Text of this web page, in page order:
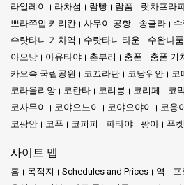
라일레이
라차섬 람빵 람품 랏차프라
쁘라쭈압 키리칸
사무이 공항 송클라
수랏타니 기차역
수랏타니 타운 수완나
아오낭
아유타야 촌부리 춤폰 춤폰 기
카오속 국립공원
코끄라단 코낭위안 코
코라올리앙
코란타 코리봉 코리페 코
코사무이
코야오노이 코야오야이 코응
코팡안
코푸 코피피 파타야 팡아 푸켓
사이트 맵
홈 목적지 Schedules and Prices 역 프